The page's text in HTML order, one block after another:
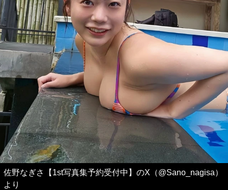
佐野なぎさ【1st写真集予約受付中】のX（@Sano_nagisa）
より